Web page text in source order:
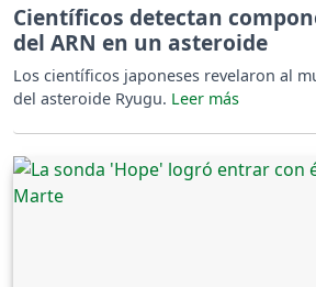
Científicos detectan
del ARN en un asteroide
Los científicos japoneses revelaron al
del asteroide Ryugu.